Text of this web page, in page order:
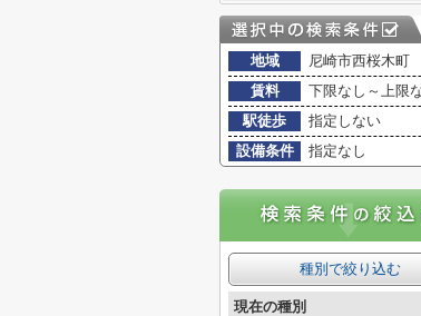
地域
尼崎市西桜木町
賃料
下限なし～上限
駅徒歩
指定しない
設備条件
指定なし
種別で絞り込む
現在の種別